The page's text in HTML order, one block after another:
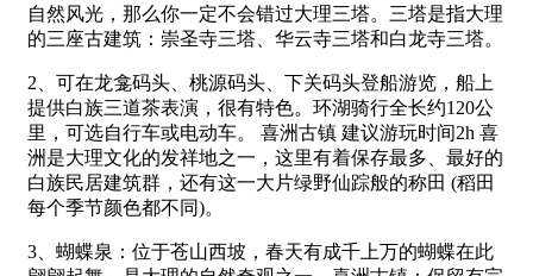
自然风光，那么你一定不会错过大理三塔。三塔是指大理
的三座古建筑：崇圣寺三塔、华云寺三塔和白龙寺三塔。
2、可在龙龛码头、桃源码头、下关码头登船游览，船上
提供白族三道茶表演，很有特色。环湖骑行全长约120公
里，可选自行车或电动车。 喜洲古镇 建议游玩时间2h 喜
洲是大理文化的发祥地之一，这里有着保存最多、最好的
白族民居建筑群，还有这一大片绿野仙踪般的称田 (稻田
每个季节颜色都不同)。
3、蝴蝶泉：位于苍山西坡，春天有成千上万的蝴蝶在此